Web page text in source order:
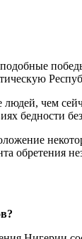
чем
бедности
обретения